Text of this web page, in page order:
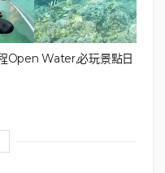
Open Water,必玩景點日